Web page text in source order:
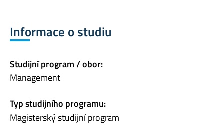
Informace o studiu
Studijní program / obor:
Management
Typ studijního programu:
Magisterský studijní program